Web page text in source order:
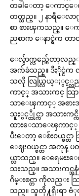
တခါေတာ့ ေကာင္ေလး
တတ္သည္။ ၂ နာရီေလ
စာ စားၾကသည္။ ေ
ညစာက ေနာင္ရဲက တ
ေလွ်ာက္လည္က်ေတာ့လ
အက်ခံသည္။ ဒီႏိုင္ငံက
သလို လြယ္လြယ္ႏွင့္လည္
ကာင့္ အသားကင္ သြား
သာေၾကာင့္ အစားအ
သူႏွင့္ထိုင္ကာ အသားကင္
ထားေသာေၾကာင့္ ဗိုက္
ပီးေတာ့ ေစ်း၀ယ္စင္တာ
ေဈးဝယ္စင္တာ အကုန္
ယ္လာသည္။ ေရေမႊးေ
သးသည္။ အသားကင္
ဂိမ္းစင္တာ ကိုလည္း သ
သည္။ သူတို႔ရိုးရာ